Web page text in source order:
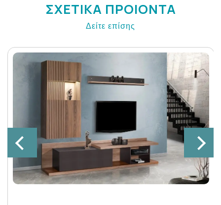
ΣΧΕΤΙΚΑ ΠΡΟΙΟΝΤΑ
Δείτε επίσης